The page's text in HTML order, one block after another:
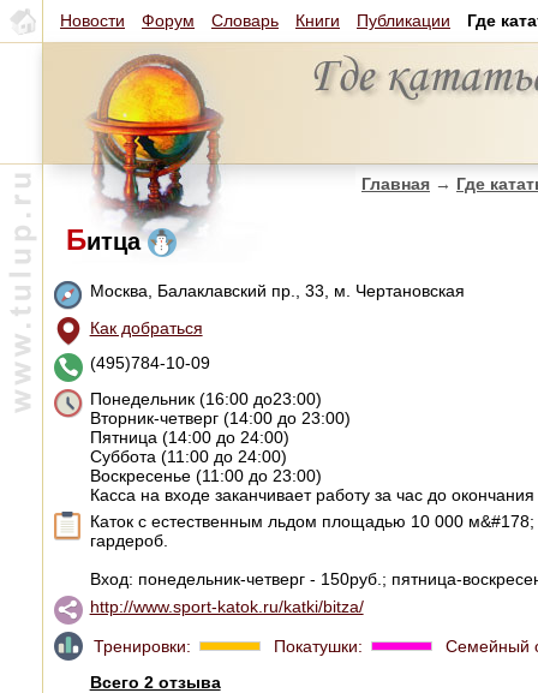
Новости Форум Словарь Книги Публикации Где
Главная → Где
Битца
Москва, Балаклавский пр., 33, м. Чертановская
Как добраться
(495)784-10-09
Понедельник (16:00 до23:00)
Вторник-четверг (14:00 до 23:00)
Пятница (14:00 до 24:00)
Суббота (11:00 до 24:00)
Воскресенье (11:00 до 23:00)
Касса на входе заканчивает работу за час до
Каток с естественным льдом площадью 10 000 м&#178;
гардероб.
Вход: понедельник-четверг - 150руб.; пятница-
http://www.sport-katok.ru/katki/bitza/
Тренировки: Покатушки:
Семейный
Всего 2 отзыва